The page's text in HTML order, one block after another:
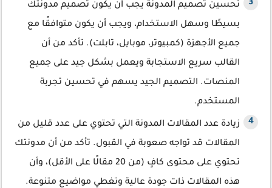
تحسين تصميم المدونة يجب أن يكون تصميم مدونتك
بسيطًا وسهل الاستخدام، ويجب أن يكون متوافقًا مع
جميع الأجهزة (كمبيوتر، موبايل، تابلت). تأكد من أن
القالب سريع الاستجابة ويعمل بشكل جيد على جميع
المنصات. التصميم الجيد يسهم في تحسين تجربة
المستخدم.
زيادة عدد المقالات المدونة التي تحتوي على عدد قليل من
المقالات قد تواجه صعوبة في القبول. تأكد من أن مدونتك
تحتوي على محتوى كافٍ (من 20 مقالًا على الأقل)، وأن
هذه المقالات ذات جودة عالية وتغطي مواضيع متنوعة.